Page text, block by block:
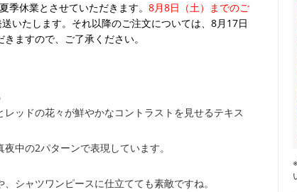
休業とさせていただきます。 8月8日（土）までのご
いたします。それ以降のご注文については、8月17日
ますので、ご了承ください。
ッドの花々が鮮やかなコントラストを見せるテキス
中の2パターンで表現しています。
シャツワンピースに仕立てても素敵ですね。